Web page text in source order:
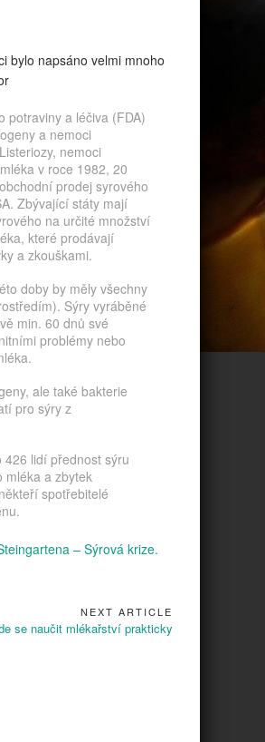
bylo napsáno velmi mnoho
potraviny a léčiva (FDA)
a nemoci
nemoci
v roce 1982, 20
prodej syrového
Zbývající státy mají
na určité množství
které prodávají
a zkouškami.
doby by měly všechny
Sýry vyráběné
min. 60 dnů své
problémy nebo
ale také bakterie
pro sýry z
lidí přednost sýru
mléka a zbytek
spotřebitelé
– Sýrová krize.
NEXT ARTICLE
se naučit mlékařství prakticky